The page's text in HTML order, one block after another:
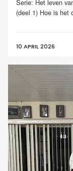
Serie: Het leven
(deel 1) Hoe is het
10 APRIL 2026